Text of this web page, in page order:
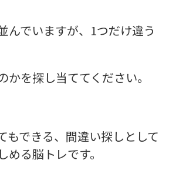
んでいますが、1つだけ違う
かを探し当ててください。
もできる、間違い探しとして
る脳トレです。